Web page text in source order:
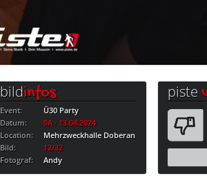
bildinfos
Event:
Ü30 Party
Datum:
SA · 13.04.2024
Location:
Mehrzweckhalle Doberan
Bild:
12/32
Fotograf:
Andy
piste